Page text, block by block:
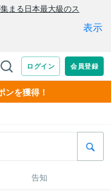
ンを獲得！
告知